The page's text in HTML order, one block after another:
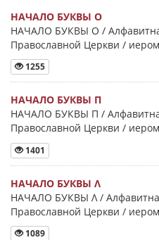
НАЧАЛО БУКВЫ Ο
НАЧАЛО БУКВЫ Ο /
Православной Церкви /
1255
НАЧАЛО БУКВЫ Π
НАЧАЛО БУКВЫ Π /
Православной Церкви /
1401
НАЧАЛО БУКВЫ Λ
НАЧАЛО БУКВЫ Λ /
Православной Церкви /
1089